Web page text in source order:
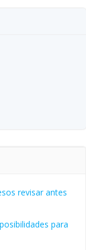
revisar antes
para